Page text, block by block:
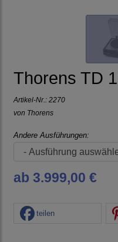
Thorens TD
Artikel-Nr.: 2270
von Thorens
Andere Ausführungen:
ab 3.999,00 €
teilen